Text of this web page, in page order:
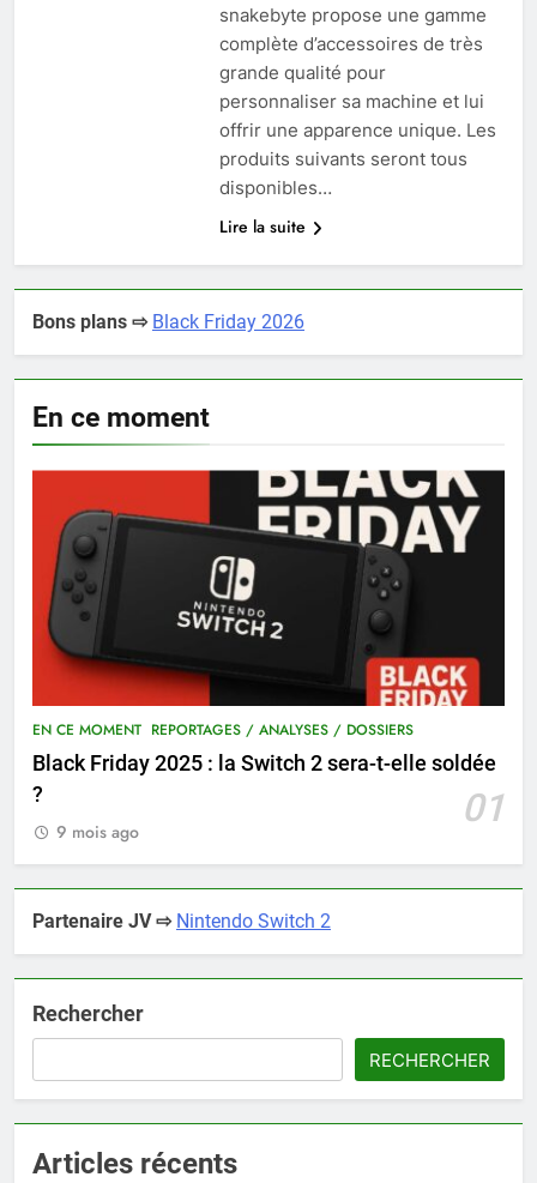
snakebyte propose une gamme
complète d’accessoires de très
grande qualité pour
personnaliser sa machine et lui
offrir une apparence unique. Les
produits suivants seront tous
disponibles…
Lire la suite
Bons plans ⇨ Black Friday 2026
En ce moment
EN CE MOMENT REPORTAGES / ANALYSES / DOSSIERS
Black Friday 2025 : la Switch 2 sera-t-elle soldée
?
01
9 mois ago
Partenaire JV ⇨ Nintendo Switch 2
Rechercher
RECHERCHER
Articles récents